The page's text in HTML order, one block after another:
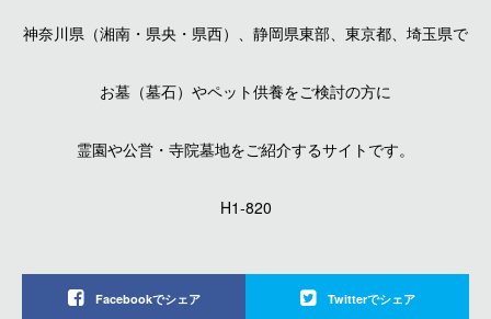
神奈川県（湘南・県央・県西）、静岡県東部、東京都、埼玉県で
お墓（墓石）やペット供養をご検討の方に
霊園や公営・寺院墓地をご紹介するサイトです。
H1-820
Facebookでシェア Twitterでシェア